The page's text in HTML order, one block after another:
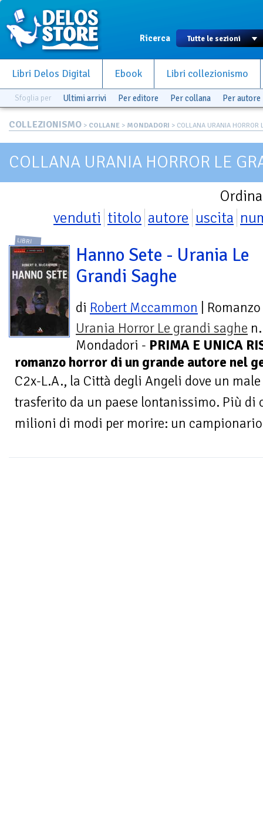
Ricerca
Libri Delos Digital Ebook Libri collezionismo
Sfoglia per Ultimi arrivi Per editore Per collana Per autore
COLLEZIONISMO > COLLANE > MONDADORI > COLLANA URANIA HORROR
COLLANA URANIA HORROR LE
venduti titolo autore uscita
LIBRI
Hanno Sete - Urania Le
Grandi Saghe
di Robert Mccammon | Romanzo
Urania Horror Le grandi saghe
Mondadori - PRIMA E UNICA
romanzo horror di un grande autore nel
C2x-L.A., la Città degli Angeli dove un
trasferito da un paese lontanissimo. Più
milioni di modi per morire: un